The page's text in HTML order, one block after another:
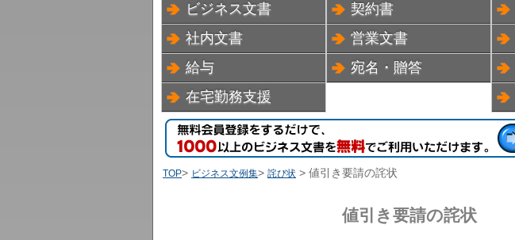
ビジネス文書
社内文書
給与
在宅勤務支援
契約書
営業文書
宛名・贈答
TOP> ビジネス文例集> 詫び状 > 値引き要請の詫状
値引き要請の詫状